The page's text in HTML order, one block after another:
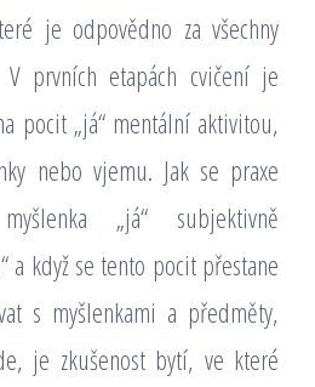
je odpovědno za všechny
prvních etapách cvičení je
pocit „já“ mentální aktivitou,
nebo vjemu. Jak se praxe
„já“ subjektivně
a když se tento pocit přestane
s myšlenkami a předměty,
je zkušenost bytí, ve které